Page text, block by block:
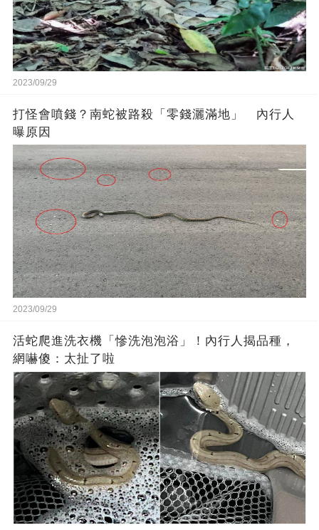
2023/09/29
打怪會噴錢？南蛇被路殺「零錢灑滿地」 內行人
曝原因
2023/09/29
活蛇爬進洗衣機「慘洗泡泡浴」！內行人揭品種，
網嚇傻：太扯了啦